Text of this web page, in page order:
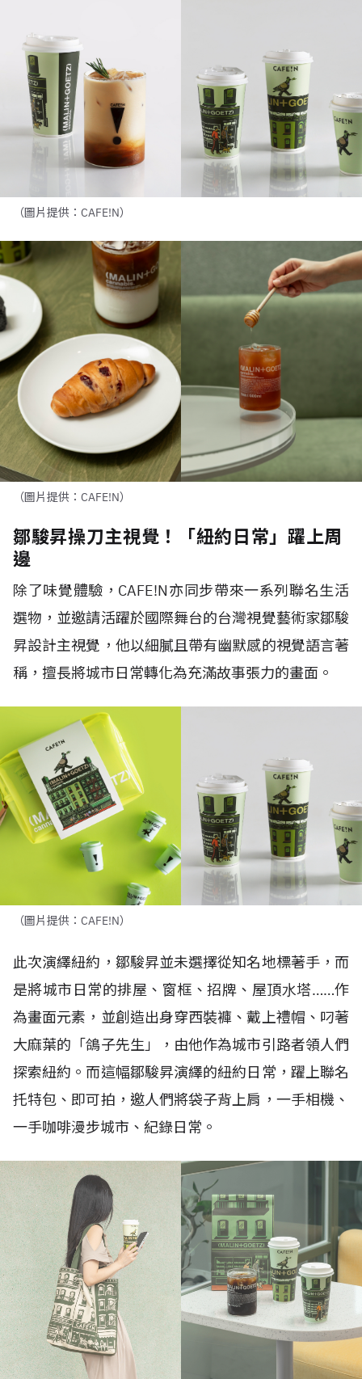
（圖片提供：CAFE!N）
（圖片提供：CAFE!N）
鄒駿昇操刀主視覺！「紐約日常」躍上周
邊
除了味覺體驗， CAFE!N亦同步帶來一系列聯名⽣活
選物，並邀請活躍於國際舞台的台灣視覺藝術家鄒駿
昇設計主視覺，他以細膩且帶有幽默感的視覺語言著
稱，擅長將城市日常轉化為充滿故事張力的畫面。
（圖片提供：CAFE!N）
此次演繹紐約，鄒駿昇並未選擇從知名地標著手，而
是將城市日常的排屋、窗框、招牌、屋頂⽔塔……作
為畫面元素，並創造出身穿西裝褲、戴上禮帽、叼著
大麻葉的「鴿子先生」，由他作為城市引路者領人們
探索紐約。而這幅鄒駿昇演繹的紐約日常，躍上聯名
托特包、即可拍，邀人們將袋子背上肩，一手相機、
一手咖啡漫步城市、紀錄日常。